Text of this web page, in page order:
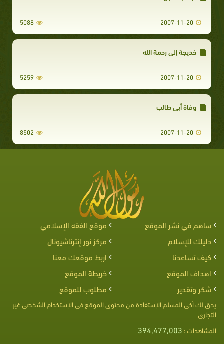
2007-11-20
5088
خديجة إلى رحمة الله
2007-11-20
5259
وفاة أبي طالب
2007-11-20
8502
ساهم في نشر الموقع
موقع الفقه الإسلامي
دليلك للإسلام
مركز نور إنترناشيونال
كيف تساعدنا
اربط موقعك معنا
اهداف الموقع
خريطة الموقع
شكر وتقدير
مطلوب للموقع
يحق لك أخى المسلم الإستفادة من محتوى الموقع فى الإستخدام الشخصى غير
التجارى
المشاهدات : 394,477,003